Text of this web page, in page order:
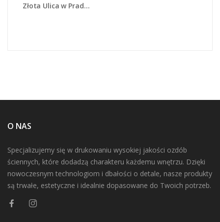
Złota Ulica w Pradze - AM524
O NAS
Specjalizujemy się w drukowaniu wysokiej jakości ozdób
ściennych, które dodadzą charakteru każdemu wnętrzu. Dzięki
nowoczesnym technologiom i dbałości o detale, nasze produkty
są trwałe, estetyczne i idealnie dopasowane do Twoich potrzeb.